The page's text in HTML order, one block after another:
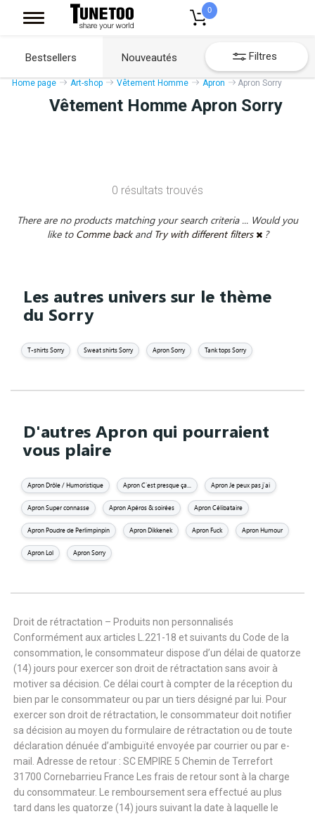
0
Bestsellers Nouveautés Filtres
Home page Art-shop Vêtement Homme Apron Apron Sorry
Vêtement Homme Apron Sorry
0 résultats trouvés
There are no products matching your search criteria ... Would you
like to Comme back and Try with different filters ?
Les autres univers sur le thème
du Sorry
T-shirts Sorry Sweat shirts Sorry Apron Sorry Tank tops Sorry
D'autres Apron qui pourraient
vous plaire
Apron Drôle / Humoristique Apron C'est presque ça... Apron Je peux pas j'ai
Apron Super connasse Apron Apéros & soirées Apron Célibataire
Apron Poudre de Perlimpinpin Apron Dikkenek Apron Fuck Apron Humour
Apron Lol Apron Sorry
Droit de rétractation – Produits non personnalisés
Conformément aux articles L.221-18 et suivants du Code de la
consommation, le consommateur dispose d’un délai de quatorze
(14) jours pour exercer son droit de rétractation sans avoir à
motiver sa décision. Ce délai court à compter de la réception du
bien par le consommateur ou par un tiers désigné par lui. Pour
exercer son droit de rétractation, le consommateur doit notifier
sa décision au moyen du formulaire de rétractation ou de toute
déclaration dénuée d’ambiguïté envoyée par courrier ou par e-
mail. Adresse de retour : SC EMPIRE 5 Chemin de Terrefort
31700 Cornebarrieu France Les frais de retour sont à la charge
du consommateur. Le remboursement sera effectué au plus
tard dans les quatorze (14) jours suivant la date à laquelle le